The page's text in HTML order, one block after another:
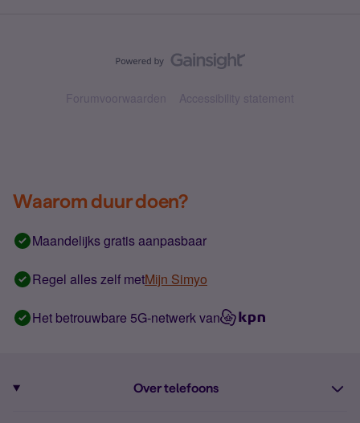
Forumvoorwaarden Accessibility statement
Waarom duur doen?
Maandelijks gratis aanpasbaar
Regel alles zelf metMijn Simyo
Het betrouwbare 5G-netwerk van
Over telefoons